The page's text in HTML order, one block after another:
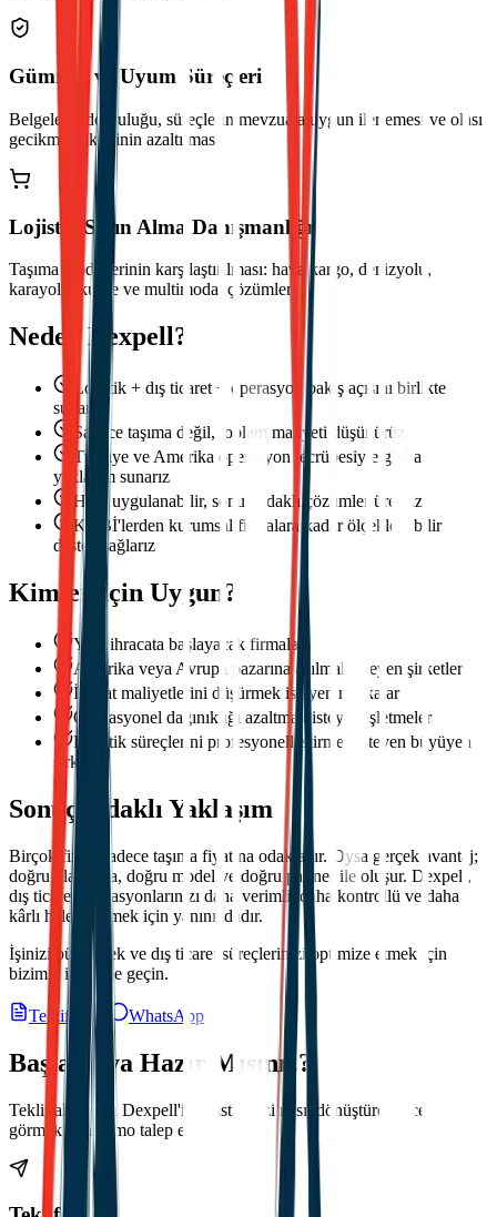
Gümrük ve Uyum Süreçleri
Belgelerin doğruluğu, süreçlerin mevzuata uygun ilerlemesi ve olası
gecikme risklerinin azaltılması.
Lojistik Satın Alma Danışmanlığı
Taşıma modellerinin karşılaştırılması: hava kargo, denizyolu,
karayolu, kurye ve multimodal çözümler.
Neden Dexpell?
Lojistik + dış ticaret + operasyon bakış açısını birlikte
sunarız
Sadece taşıma değil, toplam maliyeti düşünürüz
Türkiye ve Amerika operasyon tecrübesiyle global
yaklaşım sunarız
Hızlı uygulanabilir, sonuç odaklı çözümler üretiriz
KOBİ'lerden kurumsal firmalara kadar ölçeklenebilir
destek sağlarız
Kimler İçin Uygun?
Yeni ihracata başlayacak firmalar
Amerika veya Avrupa pazarına açılmak isteyen şirketler
İthalat maliyetlerini düşürmek isteyen markalar
Operasyonel dağınıklığı azaltmak isteyen işletmeler
Lojistik süreçlerini profesyonelleştirmek isteyen büyüyen
şirketler
Sonuç Odaklı Yaklaşım
Birçok firma sadece taşıma fiyatına odaklanır. Oysa gerçek avantaj;
doğru planlama, doğru model ve doğru partner ile oluşur. Dexpell,
dış ticaret operasyonlarınızı daha verimli, daha kontrollü ve daha
kârlı hale getirmek için yanınızdadır.
İşinizi büyütmek ve dış ticaret süreçlerinizi optimize etmek için
bizimle iletişime geçin.
Teklif Al WhatsApp
Başlamaya Hazır Mısınız?
Teklif alın veya Dexpell'in lojistiğinizi nasıl dönüştürebileceğini
görmek için demo talep edin.